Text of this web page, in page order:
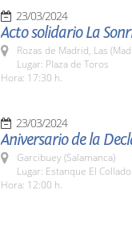
23/03/2024
Acto solidario La
Rozas de Madrid, Las
Lugar: Plaza de Toros
Hora: 17:30 h.
23/03/2024
Aniversario de la
Garcibuey (Salamanca)
Lugar: Estanque El Collado
Hora: 12:00 h.